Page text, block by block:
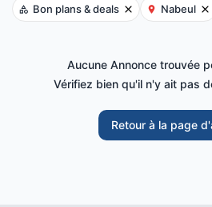
Bon plans & deals Nabeul
Aucune Annonce trouvée
Vérifiez bien qu'il n'y ait pas
Retour à la page